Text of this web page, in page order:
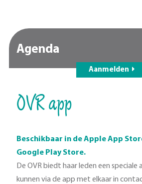
Agenda
Aanmelden
OVR app
Beschikbaar in de Apple App
Google Play Store.
De OVR biedt haar leden een speciale
kunnen via de app met elkaar in